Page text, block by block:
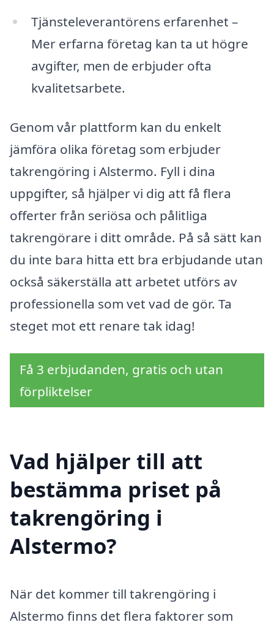
Tjänsteleverantörens erfarenhet –
Mer erfarna företag kan ta ut högre
avgifter, men de erbjuder ofta
kvalitetsarbete.
Genom vår plattform kan du enkelt
jämföra olika företag som erbjuder
takrengöring i Alstermo. Fyll i dina
uppgifter, så hjälper vi dig att få flera
offerter från seriösa och pålitliga
takrengörare i ditt område. På så sätt kan
du inte bara hitta ett bra erbjudande utan
också säkerställa att arbetet utförs av
professionella som vet vad de gör. Ta
steget mot ett renare tak idag!
Få 3 erbjudanden, gratis och utan
förpliktelser
Vad hjälper till att
bestämma priset på
takrengöring i
Alstermo?
När det kommer till takrengöring i
Alstermo finns det flera faktorer som